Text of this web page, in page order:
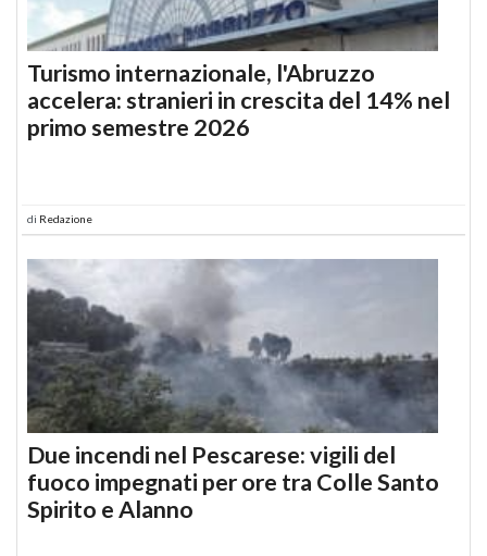
Turismo internazionale, l'Abruzzo
accelera: stranieri in crescita del 14% nel
primo semestre 2026
di Redazione
Due incendi nel Pescarese: vigili del
fuoco impegnati per ore tra Colle Santo
Spirito e Alanno